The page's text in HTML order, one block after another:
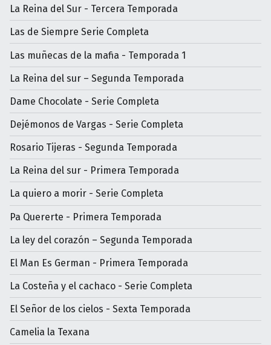
La Reina del Sur - Tercera Temporada
Las de Siempre Serie Completa
Las muñecas de la mafia - Temporada 1
La Reina del sur – Segunda Temporada
Dame Chocolate - Serie Completa
Dejémonos de Vargas - Serie Completa
Rosario Tijeras - Segunda Temporada
La Reina del sur - Primera Temporada
La quiero a morir - Serie Completa
Pa Quererte - Primera Temporada
La ley del corazón – Segunda Temporada
El Man Es German - Primera Temporada
La Costeña y el cachaco - Serie Completa
El Señor de los cielos - Sexta Temporada
Camelia la Texana